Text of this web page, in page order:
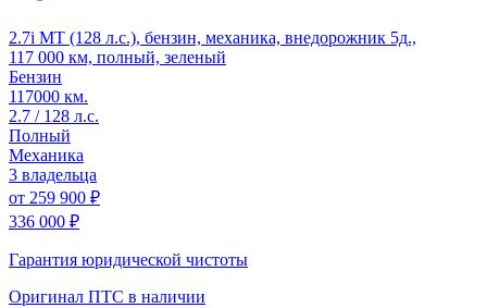
2.7i MT (128 л.с.), бензин, механика, внедорожник 5д.,
117 000 км, полный, зеленый
Бензин
117000 км.
2.7 / 128 л.с.
Полный
Механика
3 владельца
от 259 900 ₽
336 000 ₽
Гарантия юридической чистоты
Оригинал ПТС в наличии